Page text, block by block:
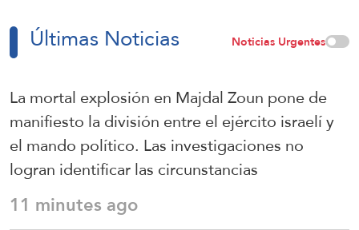
Últimas Noticias Noticias Urgentes
La mortal explosión en Majdal Zoun pone de
manifiesto la división entre el ejército israelí y
el mando político. Las investigaciones no
logran identificar las circunstancias
11 minutes ago